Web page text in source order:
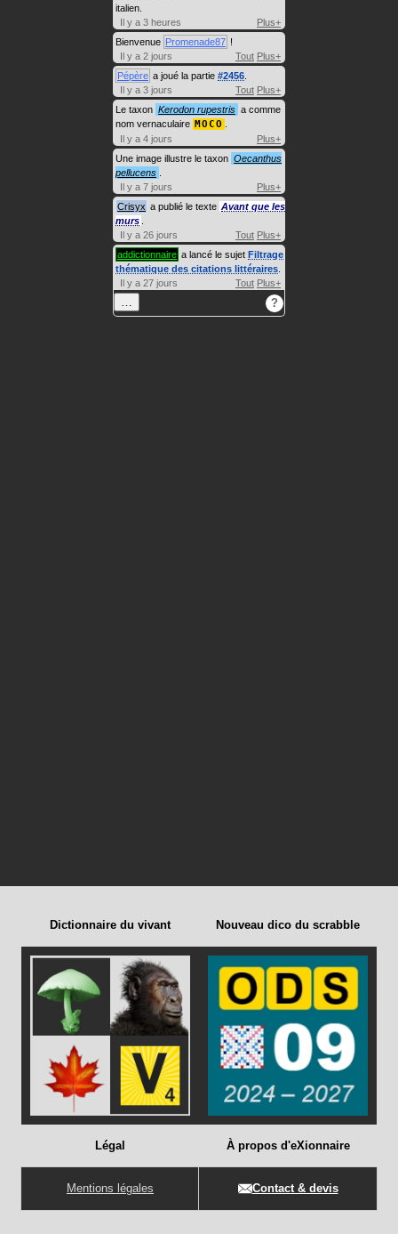
italien.
Il y a 3 heures
Plus+
Bienvenue Promenade87 !
Il y a 2 jours
Tout Plus+
Pépère a joué la partie #2456
Il y a 3 jours
Tout Plus+
Le taxon Kerodon rupestris a comme
nom vernaculaire MOCO
Il y a 4 jours
Plus+
Une image illustre le taxon Oecanthus
pellucens
Il y a 7 jours
Plus+
Crisyx a publié le texte Avant que les
murs
Il y a 26 jours
Tout Plus+
addictionnaire a lancé le sujet Filtrage
thématique des citations littéraires
Il y a 27 jours
Tout Plus+
… ?
Dictionnaire du vivant Nouveau dico du scrabble
Légal
Mentions légales
À propos d'eXionnaire
Contact & devis